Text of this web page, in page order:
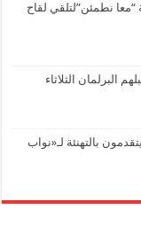
نطمئن”لتلقي لقاح
يستقبلهم البرلمان الثلاثاء
بالتهنئة لـ«نواب